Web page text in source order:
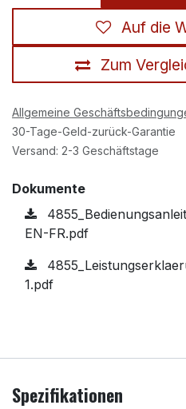
Zum
Auf die
Allgemeine
30-Tage-Geld-zurück-Garantie
Versand: 2-3 Geschäftstage
Dokumente
EN-FR.pdf
1.pdf
Spezifikationen